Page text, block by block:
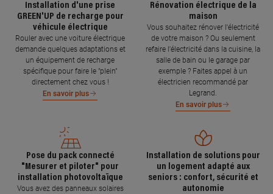
Installation d'une prise
GREEN'UP de recharge pour
véhicule électrique
Rouler avec une voiture électrique
demande quelques adaptations et
un équipement de recharge
spécifique pour faire le "plein"
directement chez vous !
En savoir plus
Rénovation électrique de la
maison
Vous souhaitez rénover l'électricité
de votre maison ? Ou seulement
refaire l'électricité dans la cuisine, la
salle de bain ou le garage par
exemple ? Faites appel à un
électricien recommandé par
Legrand.
En savoir plus
Pose du pack connecté
"Mesurer et piloter" pour
installation photovoltaïque
Vous avez des panneaux solaires
Installation de solutions pour
un logement adapté aux
seniors : confort, sécurité et
autonomie